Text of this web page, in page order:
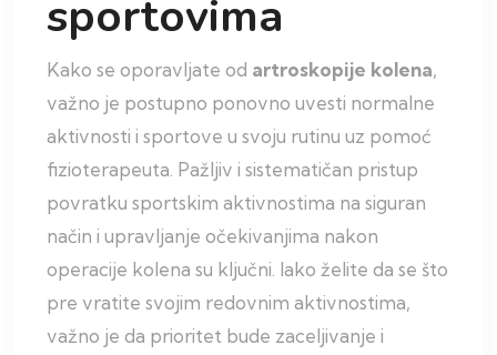
sportovima
Kako se oporavljate od artroskopije kolena,
važno je postupno ponovno uvesti normalne
aktivnosti i sportove u svoju rutinu uz pomoć
fizioterapeuta. Pažljiv i sistematičan pristup
povratku sportskim aktivnostima na siguran
način i upravljanje očekivanjima nakon
operacije kolena su ključni. Iako želite da se što
pre vratite svojim redovnim aktivnostima,
važno je da prioritet bude zaceljivanje i